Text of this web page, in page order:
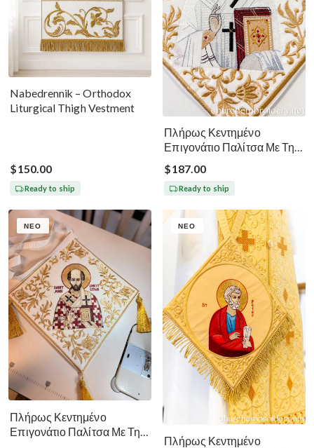
Nabedrennik – Orthodox
Liturgical Thigh Vestment
$150.00
Ready to ship
Πλήρως Κεντημένο
Επιγονάτιο Παλίτσα Με Την
Εικόνα Του Αγίου Τιμοθέου
$187.00
Ready to ship
ΝΈΟ
Πλήρως Κεντημένο
Επιγονάτιο Παλίτσα Με Την
ΝΈΟ
Πλήρως Κεντημένο